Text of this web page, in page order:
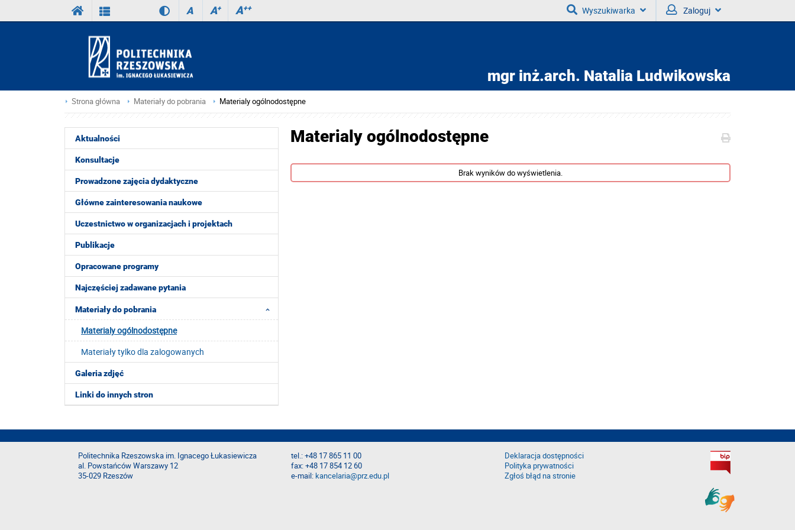
A A+ A++ Wyszukiwarka Zaloguj
mgr inż.arch. Natalia Ludwikowska
Strona główna Materiały do pobrania Materialy ogólnodostępne
Aktualności
Konsultacje
Prowadzone zajęcia dydaktyczne
Główne zainteresowania naukowe
Uczestnictwo w organizacjach i projektach
Publikacje
Opracowane programy
Najczęściej zadawane pytania
Materiały do pobrania
Materialy ogólnodostępne
Materiały tylko dla zalogowanych
Galeria zdjęć
Linki do innych stron
Materialy ogólnodostępne
Brak wyników do wyświetlenia.
Politechnika Rzeszowska im. Ignacego Łukasiewicza
al. Powstańców Warszawy 12
35-029 Rzeszów
tel.: +48 17 865 11 00
fax: +48 17 854 12 60
e-mail:kancelaria@prz.edu.pl
Deklaracja dostępności
Polityka prywatności
Zgłoś błąd na stronie